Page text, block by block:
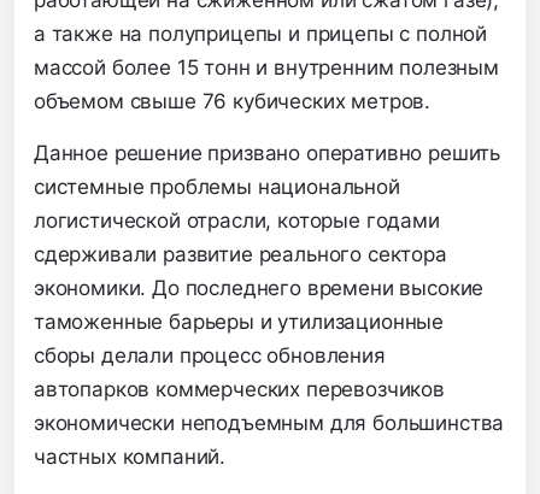
а также на полуприцепы и прицепы с полной
массой более 15 тонн и внутренним полезным
объемом свыше 76 кубических метров.
Данное решение призвано оперативно решить
системные проблемы национальной
логистической отрасли, которые годами
сдерживали развитие реального сектора
экономики. До последнего времени высокие
таможенные барьеры и утилизационные
сборы делали процесс обновления
автопарков коммерческих перевозчиков
экономически неподъемным для большинства
частных компаний.